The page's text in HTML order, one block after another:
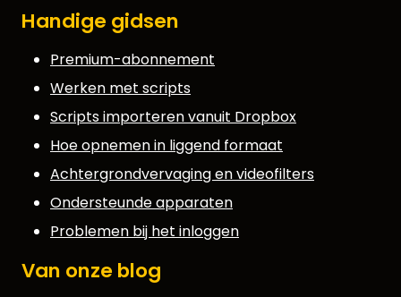
Handige gidsen
Premium-abonnement
Werken met scripts
Scripts importeren vanuit Dropbox
Hoe opnemen in liggend formaat
Achtergrondvervaging en videofilters
Ondersteunde apparaten
Problemen bij het inloggen
Van onze blog